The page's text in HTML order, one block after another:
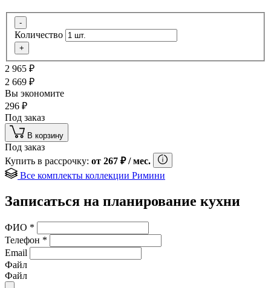
-
Количество
+
2 965 ₽
2 669 ₽
Вы экономите
296 ₽
Под заказ
В корзину
Под заказ
Купить в рассрочку: от 267 ₽/ мес.
Все комплекты коллекции Римини
Записаться на планирование кухни
ФИО *
Телефон *
Email
Файл
Файл